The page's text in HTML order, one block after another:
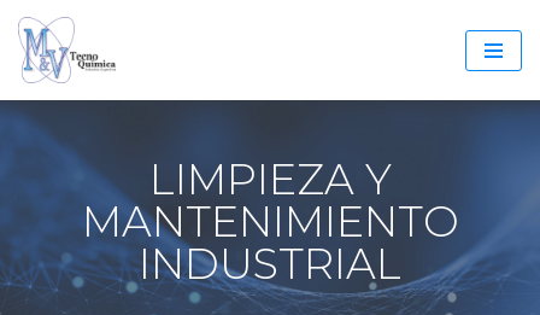
Saltar
contenido
LIMPIEZA Y
MANTENIMIENTO
INDUSTRIAL